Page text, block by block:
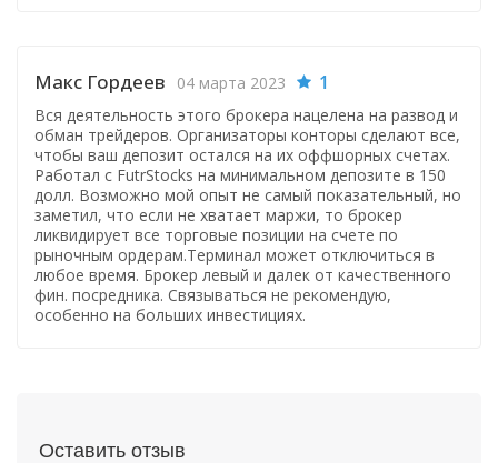
Макс Гордеев 04 марта 2023 1
Вся деятельность этого брокера нацелена на развод и
обман трейдеров. Организаторы конторы сделают все,
чтобы ваш депозит остался на их оффшорных счетах.
Работал с FutrStocks на минимальном депозите в 150
долл. Возможно мой опыт не самый показательный, но
заметил, что если не хватает маржи, то брокер
ликвидирует все торговые позиции на счете по
рыночным ордерам.Терминал может отключиться в
любое время. Брокер левый и далек от качественного
фин. посредника. Связываться не рекомендую,
особенно на больших инвестициях.
Оставить отзыв